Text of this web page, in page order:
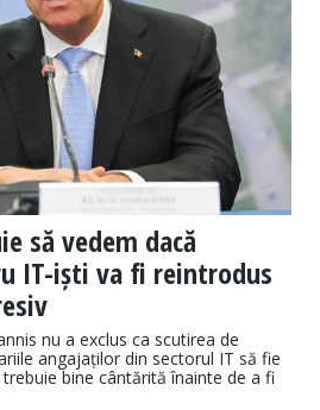
să vedem dacă
IT-iști va fi reintrodus
nu a exclus ca scutirea de
angajaților din sectorul IT să fie
bine cântărită înainte de a fi